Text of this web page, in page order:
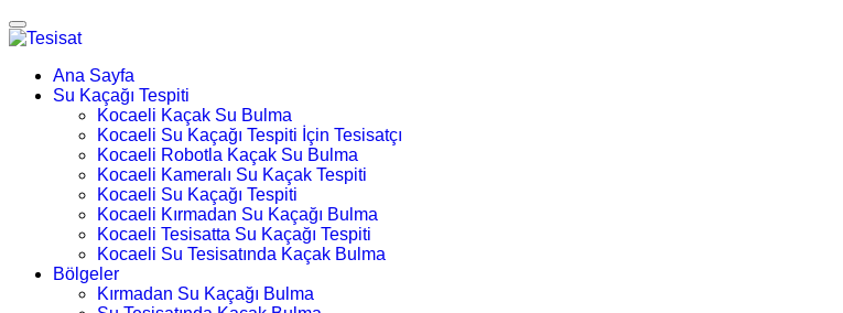
Ana Sayfa
Su Kaçağı Tespiti
Kocaeli Kaçak Su Bulma
Kocaeli Su Kaçağı Tespiti İçin Tesisatçı
Kocaeli Robotla Kaçak Su Bulma
Kocaeli Kameralı Su Kaçak Tespiti
Kocaeli Su Kaçağı Tespiti
Kocaeli Kırmadan Su Kaçağı Bulma
Kocaeli Tesisatta Su Kaçağı Tespiti
Kocaeli Su Tesisatında Kaçak Bulma
Bölgeler
Kırmadan Su Kaçağı Bulma